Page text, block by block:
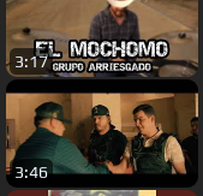
3:17
3:46